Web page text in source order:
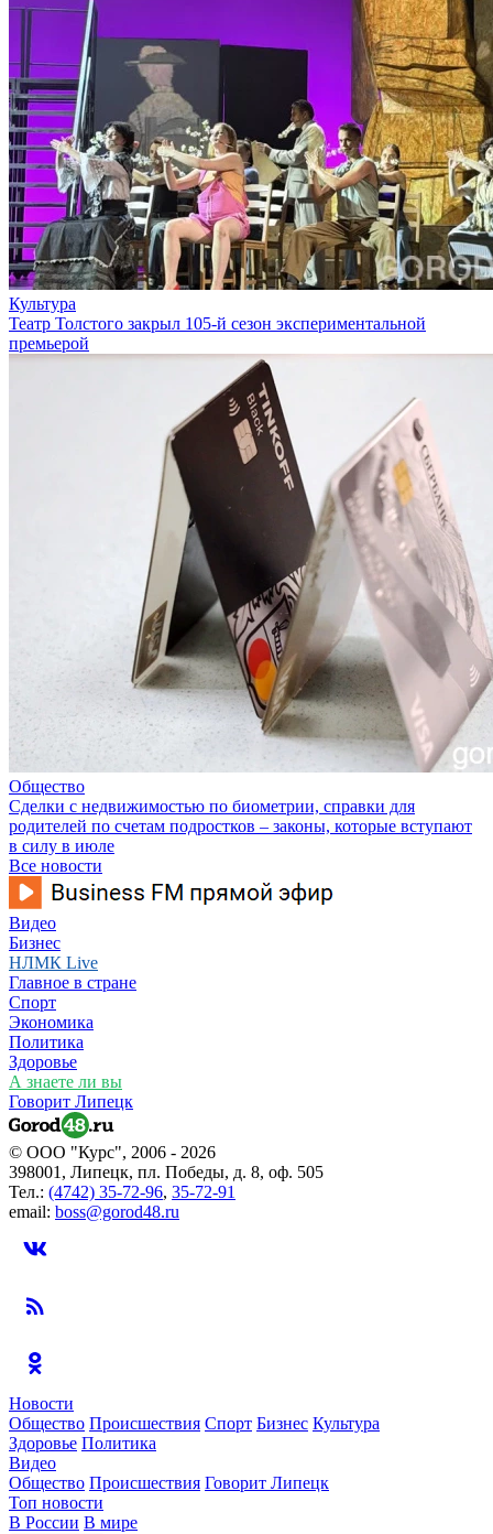
Культура
Театр Толстого закрыл 105-й сезон экспериментальной
премьерой
Общество
Сделки с недвижимостью по биометрии, справки для
родителей по счетам подростков – законы, которые вступают
в силу в июле
Все новости
Видео
Бизнес
НЛМК Live
Главное в стране
Спорт
Экономика
Политика
Здоровье
А знаете ли вы
Говорит Липецк
© ООО "Курс", 2006 - 2026
398001, Липецк, пл. Победы, д. 8, оф. 505
Тел.: (4742) 35-72-96, 35-72-91
email: boss@gorod48.ru
Новости
Общество Происшествия Спорт Бизнес Культура
Здоровье Политика
Видео
Общество Происшествия Говорит Липецк
Топ новости
В России В мире